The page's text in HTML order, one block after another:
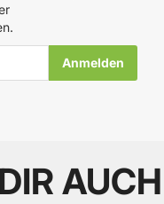
AUCH